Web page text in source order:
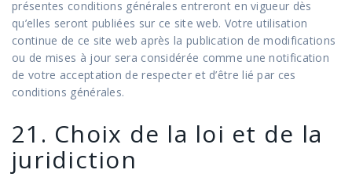
présentes conditions générales entreront en vigueur dès
qu’elles seront publiées sur ce site web. Votre utilisation
continue de ce site web après la publication de modifications
ou de mises à jour sera considérée comme une notification
de votre acceptation de respecter et d’être lié par ces
conditions générales.
21. Choix de la loi et de la
juridiction